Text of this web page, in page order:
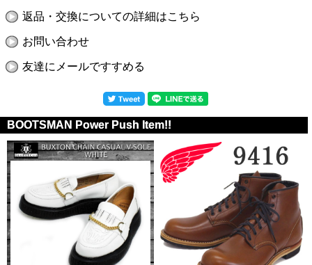
返品・交換についての詳細はこちら
お問い合わせ
友達にメールですすめる
BOOTSMAN Power Push Item!!